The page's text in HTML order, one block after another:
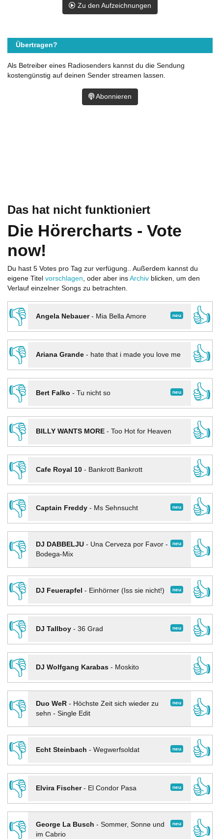
Das hat nicht funktioniert
Die Hörercharts - Vote
now!
Du hast 5 Votes pro Tag zur verfügung.. Außerdem kannst du
eigene Titel vorschlagen, oder aber ins Archiv blicken, um den
Verlauf einzelner Songs zu betrachten.
👎 neu
Angela Nebauer- Mia Bella Amore
👍
👎
Ariana Grande- hate that i made you love me
👍
👎
neu
Bert Falko - Tu nicht so
👍
👎
BILLY WANTS MORE- Too Hot for Heaven
👍
👎
Cafe Royal 10- Bankrott Bankrott
👍
👎
neu
Captain Freddy- Ms Sehnsucht
👍
👎
neu
DJ DABBELJU- Una Cerveza por Favor -
Bodega-Mix
👍
👎
neu
DJ Feuerapfel - Einhörner (Iss sie nicht!)
👍
👎
neu
DJ Tallboy- 36 Grad
👍
👎
DJ Wolfgang Karabas- Moskito
👍
👎
neu
Duo WeR- Höchste Zeit sich wieder zu
sehn - Single Edit
👍
👎
neu
Echt Steinbach - Wegwerfsoldat
👍
👎
neu
Elvira Fischer- El Condor Pasa
👍
👎
neu
George La Busch - Sommer, Sonne und
im Cabrio
👍
Zu den Aufzeichnungen
Übertragen?
Als Betreiber eines Radiosenders kannst du die Sendung
kostengünstig auf deinen Sender streamen lassen.
Abonnieren